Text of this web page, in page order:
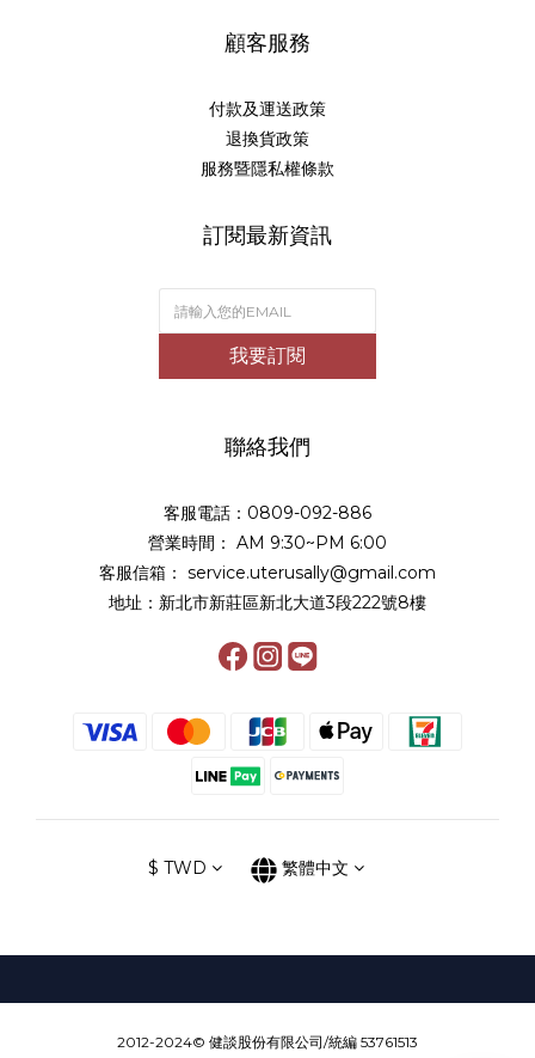
顧客服務
付款及運送政策
退換貨政策
服務暨隱私權條款
訂閱最新資訊
我要訂閱
聯絡我們
客服電話：0809-092-886
營業時間： AM 9:30~PM 6:00
客服信箱： service.uterusally@gmail.com
地址：新北市新莊區新北大道3段222號8樓
$ TWD 繁體中文
2012-2024© 健談股份有限公司/統編 53761513